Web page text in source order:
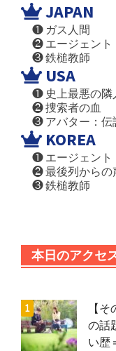
JAPAN
❶ ガス人間
❷ エージェント
❸ 鉄槌教師
USA
❶ 史上最悪の隣
❷ 捜索者の血
❸ アバター：伝
KOREA
❶ エージェント
❷ 最後列からの
❸ 鉄槌教師
本日のアクセ
【
の話
い歴